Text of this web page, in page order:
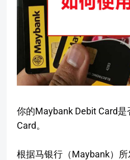
你的Maybank Debit Card
Card。
根据马银行（Maybank）